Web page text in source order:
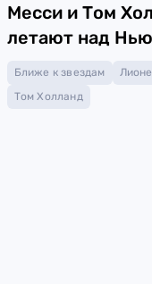
Месси и Том
летают над
Йорком
Ближе к звездам
Том Холланд